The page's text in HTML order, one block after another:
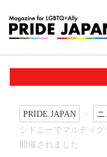
PRIDE JAPAN ニ
シドニーでマルディ
開催されました